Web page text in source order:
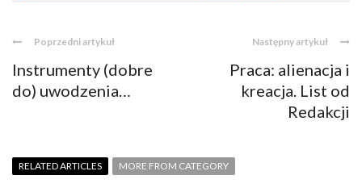
Poprzedni artykuł
Instrumenty (dobre
do) uwodzenia…
Następny artykuł
Praca: alienacja i
kreacja. List od
Redakcji
RELATED ARTICLES MORE FROM CATEGORY